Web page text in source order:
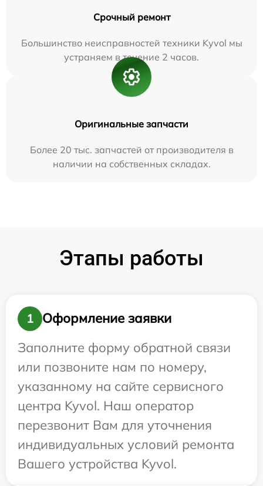
Срочный ремонт
Большинство неисправностей техники Kyvol мы
устраняем в течение 2 часов.
Оригинальные запчасти
Более 20 тыс. запчастей от производителя в
наличии на собственных складах.
Этапы работы
1
Оформление заявки
Заполните форму обратной связи
или позвоните нам по номеру,
указанному на сайте сервисного
центра Kyvol. Наш оператор
перезвонит Вам для уточнения
индивидуальных условий ремонта
Вашего устройства Kyvol.